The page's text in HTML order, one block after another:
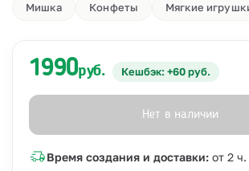
Мишка Конфеты Мягкие
1990руб. Кешбэк: +60 руб.
Нет в наличии
Время создания и доставки: от 2 ч.